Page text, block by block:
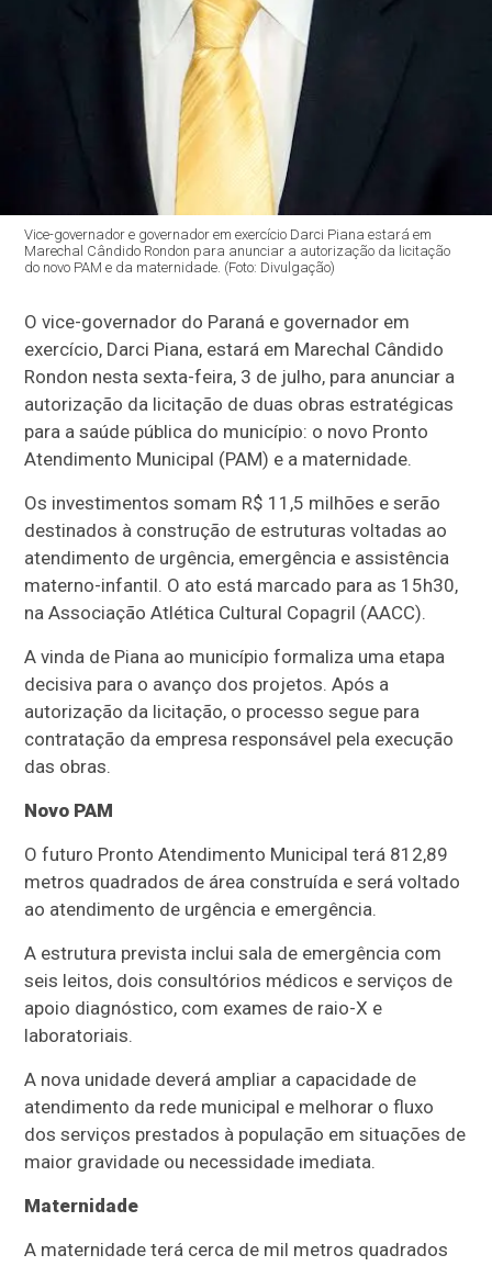
Vice-governador e governador em exercício Darci Piana estará em
Marechal Cândido Rondon para anunciar a autorização da licitação
do novo PAM e da maternidade. (Foto: Divulgação)
O vice-governador do Paraná e governador em
exercício, Darci Piana, estará em Marechal Cândido
Rondon nesta sexta-feira, 3 de julho, para anunciar a
autorização da licitação de duas obras estratégicas
para a saúde pública do município: o novo Pronto
Atendimento Municipal (PAM) e a maternidade.
Os investimentos somam R$ 11,5 milhões e serão
destinados à construção de estruturas voltadas ao
atendimento de urgência, emergência e assistência
materno-infantil. O ato está marcado para as 15h30,
na Associação Atlética Cultural Copagril (AACC).
A vinda de Piana ao município formaliza uma etapa
decisiva para o avanço dos projetos. Após a
autorização da licitação, o processo segue para
contratação da empresa responsável pela execução
das obras.
Novo PAM
O futuro Pronto Atendimento Municipal terá 812,89
metros quadrados de área construída e será voltado
ao atendimento de urgência e emergência.
A estrutura prevista inclui sala de emergência com
seis leitos, dois consultórios médicos e serviços de
apoio diagnóstico, com exames de raio-X e
laboratoriais.
A nova unidade deverá ampliar a capacidade de
atendimento da rede municipal e melhorar o fluxo
dos serviços prestados à população em situações de
maior gravidade ou necessidade imediata.
Maternidade
A maternidade terá cerca de mil metros quadrados